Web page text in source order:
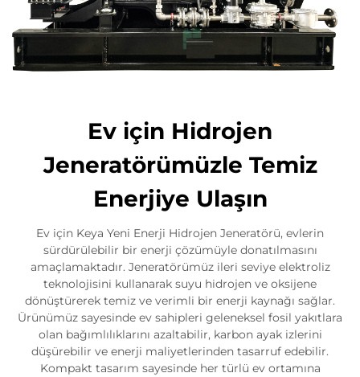
Ev için Hidrojen
Jeneratörümüzle Temiz
Enerjiye Ulaşın
Ev için Keya Yeni Enerji Hidrojen Jeneratörü, evlerin
sürdürülebilir bir enerji çözümüyle donatılmasını
amaçlamaktadır. Jeneratörümüz ileri seviye elektroliz
teknolojisini kullanarak suyu hidrojen ve oksijene
dönüştürerek temiz ve verimli bir enerji kaynağı sağlar.
Ürünümüz sayesinde ev sahipleri geleneksel fosil yakıtlara
olan bağımlılıklarını azaltabilir, karbon ayak izlerini
düşürebilir ve enerji maliyetlerinden tasarruf edebilir.
Kompakt tasarım sayesinde her türlü ev ortamına